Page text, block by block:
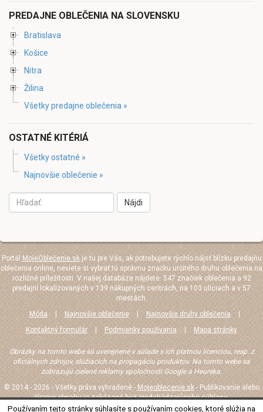
PREDAJNE OBLEČENIA NA SLOVENSKU
Bratislava
Košice
Nitra
Žilina
Všetky predajne oblečenia »
OSTATNÉ KITÉRIÁ
Všetky ostatné »
Najnovšie oblečenie »
Nájdi
Portál MojeOblečenie.skje tu pre Vás, ak potrebujete rýchlo nájsť blízku predajňu
oblečenia online, neviete si vybrať tú správnu značku určitého druhu oblečenia na
rozličné príležitosti. V našej databáze nájdete: 547 značiek oblečenia a 92
predajní lokalizovaných v 139 nákupných centrách, na 103 uliciach a v 57
mestách.
Móda
| Najnovšie oblečenie | Najnovšie druhy oblečenia
|
Kontaktný formulár
| Podmienky používania | Mapa stránky
Obrázky na tomto webe sú uverejnené v súlade s ich platnou licenciou, resp. z
oficiálnych zdrojov, slúžiacich na propagáciu produktov. Na tomto webe sa
zobrazujú cielené reklamy spoločnosti Google a Heureka.
© 2014 - 2026 - Všetky práva vyhradené - Mojeoblecenie.sk- Publikovanie alebo
šírenie obsahu je zakázané bez predchádzajúceho súhlasu.
Používaním tejto stránky súhlasíte s používaním cookies, ktoré slúžia na